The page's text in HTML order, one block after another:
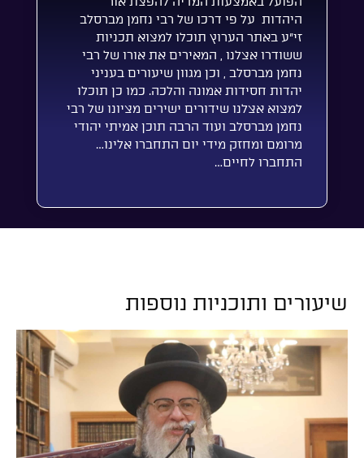
היהדות על פי דרכו של רבי נחמן מברסלב
זי”ע באתר הערוץ תוכלו למצוא תכניות
ששודרו אצלנו , המאירים את אורו של רבי
נחמן מברסלב , וכן מגוון שיעורים בעניני
יהדות חסידות אמונה והלכה. כמו כן תוכלו
למצוא אצלנו שידורים ישירים מציונו של רבי
נחמן מברסלב ועוד הרבה תוכן אמיתי יהודי
מרומם ומחזק מידי יום התחברו אלינו…
התחברו לחיים…
שיעורים ותוכניות נוספות